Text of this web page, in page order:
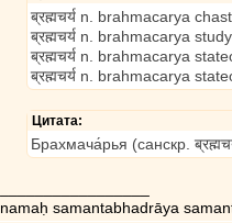
ब्रह्मचर्य n. brahmacarya
ब्रह्मचर्य n. brahmacarya
ब्रह्मचर्य n. brahmacarya
ब्रह्मचर्य n. brahmacarya
Цитата:
Брахмача́рья (санскр.
namaḥ samantabhadrāya